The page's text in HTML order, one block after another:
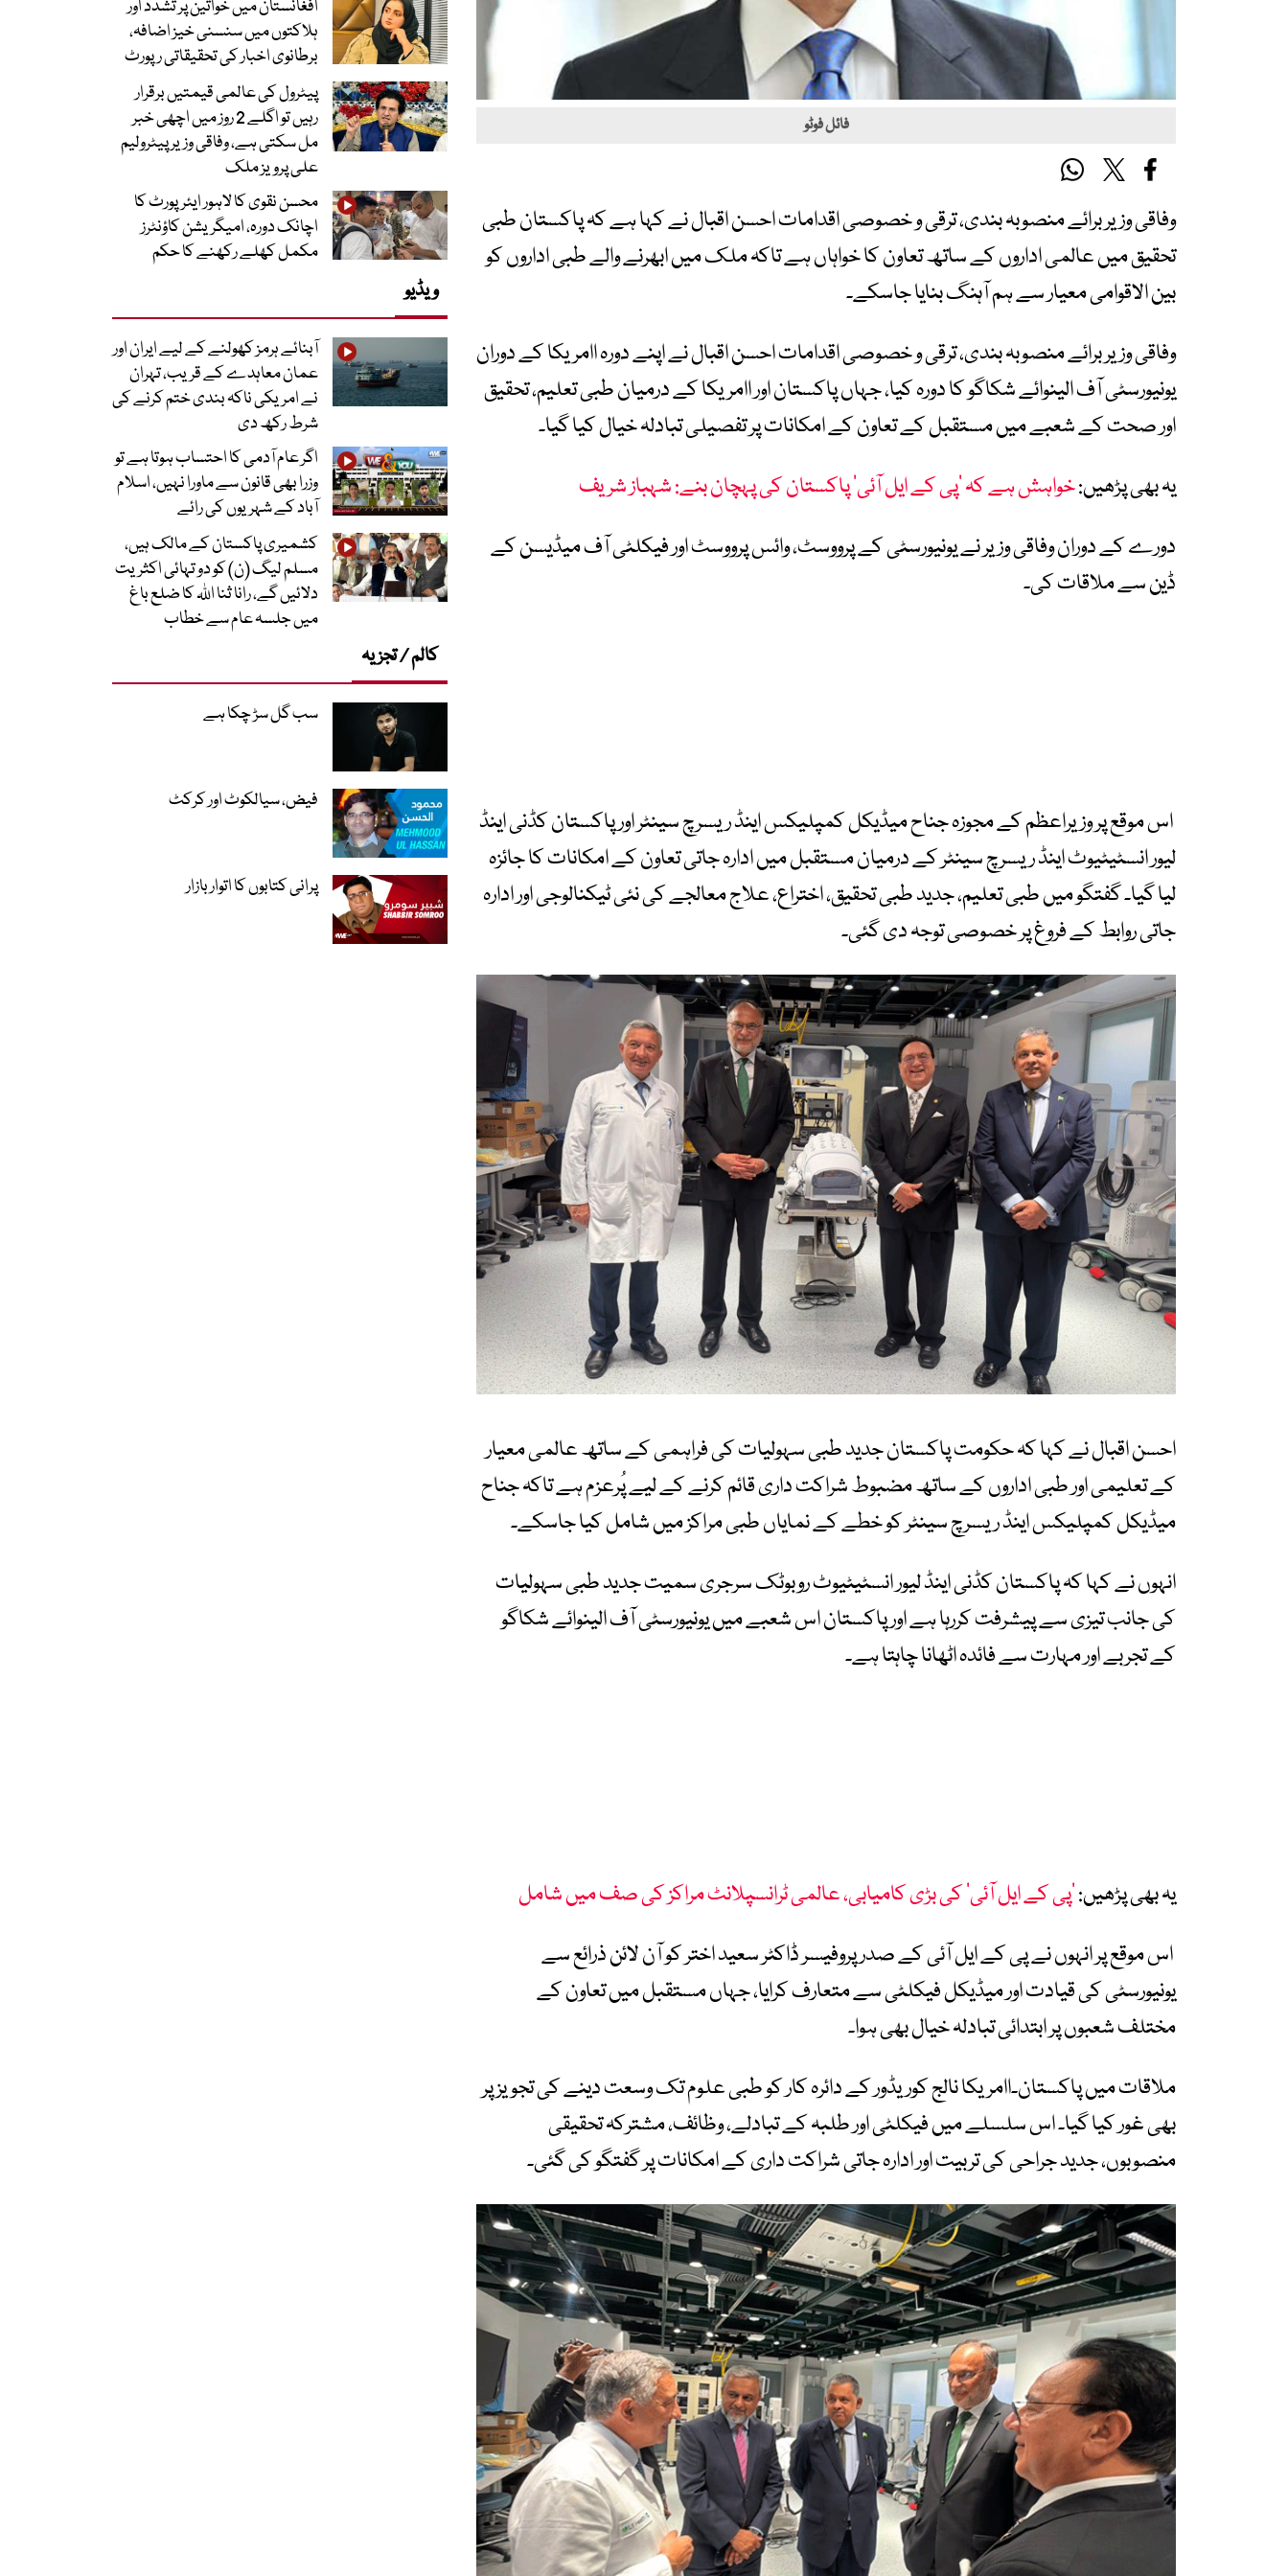
فائل فوٹو
وفاقی وزیر برائے منصوبہ بندی، ترقی و خصوصی اقدامات احسن اقبال نے کہا ہے کہ پاکستان طبی
تحقیق میں عالمی اداروں کے ساتھ تعاون کا خواہاں ہے تاکہ ملک میں ابھرنے والے طبی اداروں کو
بین الاقوامی معیار سے ہم آہنگ بنایا جاسکے۔
وفاقی وزیر برائے منصوبہ بندی، ترقی و خصوصی اقدامات احسن اقبال نے اپنے دورہ اامریکا کے دوران
یونیورسٹی آف الینوائے شکاگو کا دورہ کیا، جہاں پاکستان اور اامریکا کے درمیان طبی تعلیم، تحقیق
اور صحت کے شعبے میں مستقبل کے تعاون کے امکانات پر تفصیلی تبادلہ خیال کیا گیا۔
یہ بھی پڑھیں:خواہش ہے کہ ’پی کے ایل آئی‘ پاکستان کی پہچان بنے: شہباز شریف
دورے کے دوران وفاقی وزیر نے یونیورسٹی کے پرووسٹ، وائس پرووسٹ اور فیکلٹی آف میڈیسن کے
ڈین سے ملاقات کی۔
اس موقع پر وزیراعظم کے مجوزہ جناح میڈیکل کمپلیکس اینڈ ریسرچ سینٹر اور پاکستان کڈنی اینڈ
لیور انسٹیٹیوٹ اینڈ ریسرچ سینٹر کے درمیان مستقبل میں ادارہ جاتی تعاون کے امکانات کا جائزہ
لیا گیا۔ گفتگو میں طبی تعلیم، جدید طبی تحقیق، اختراع، علاج معالجے کی نئی ٹیکنالوجی اور ادارہ
جاتی روابط کے فروغ پر خصوصی توجہ دی گئی۔
احسن اقبال نے کہا کہ حکومت پاکستان جدید طبی سہولیات کی فراہمی کے ساتھ عالمی معیار
کے تعلیمی اور طبی اداروں کے ساتھ مضبوط شراکت داری قائم کرنے کے لیے پُرعزم ہے تاکہ جناح
میڈیکل کمپلیکس اینڈ ریسرچ سینٹر کو خطے کے نمایاں طبی مراکز میں شامل کیا جاسکے۔
انہوں نے کہا کہ پاکستان کڈنی اینڈ لیور انسٹیٹیوٹ روبوٹک سرجری سمیت جدید طبی سہولیات
کی جانب تیزی سے پیشرفت کررہا ہے اور پاکستان اس شعبے میں یونیورسٹی آف الینوائے شکاگو
کے تجربے اور مہارت سے فائدہ اٹھانا چاہتا ہے۔
یہ بھی پڑھیں:’پی کے ایل آئی‘ کی بڑی کامیابی، عالمی ٹرانسپلانٹ مراکز کی صف میں شامل
اس موقع پر انہوں نے پی کے ایل آئی کے صدر پروفیسر ڈاکٹر سعید اختر کو آن لائن ذرائع سے
یونیورسٹی کی قیادت اور میڈیکل فیکلٹی سے متعارف کرایا، جہاں مستقبل میں تعاون کے
مختلف شعبوں پر ابتدائی تبادلہ خیال بھی ہوا۔
ملاقات میں پاکستان۔اامریکا نالج کوریڈور کے دائرہ کار کو طبی علوم تک وسعت دینے کی تجویز پر
بھی غور کیا گیا۔ اس سلسلے میں فیکلٹی اور طلبہ کے تبادلے، وظائف، مشترکہ تحقیقی
منصوبوں، جدید جراحی کی تربیت اور ادارہ جاتی شراکت داری کے امکانات پر گفتگو کی گئی۔
افغانستان میں خواتین پر تشدد اور
ہلاکتوں میں سنسنی خیز اضافہ،
برطانوی اخبار کی تحقیقاتی رپورٹ
پیٹرول کی عالمی قیمتیں برقرار
رہیں تو اگلے 2 روز میں اچھی خبر
مل سکتی ہے، وفاقی وزیر پیٹرولیم
علی پرویز ملک
محسن نقوی کا لاہور ایئرپورٹ کا
اچانک دورہ، امیگریشن کاؤنٹرز
مکمل کھلے رکھنے کا حکم
ویڈیو
آبنائے ہرمز کھولنے کے لیے ایران اور
عمان معاہدے کے قریب، تہران
نے امریکی ناکہ بندی ختم کرنے کی
شرط رکھ دی
اگر عام آدمی کا احتساب ہوتا ہے تو
وزرا بھی قانون سے ماورا نہیں، اسلام
آباد کے شہریوں کی رائے
کشمیری پاکستان کے مالک ہیں،
مسلم لیگ (ن) کو دو تہائی اکثریت
دلائیں گے، رانا ثنا اللہ کا ضلع باغ
میں جلسہ عام سے خطاب
کالم / تجزیہ
سب گل سڑ چکا ہے
فیض، سیالکوٹ اور کرکٹ
پرانی کتابوں کا اتوار بازار